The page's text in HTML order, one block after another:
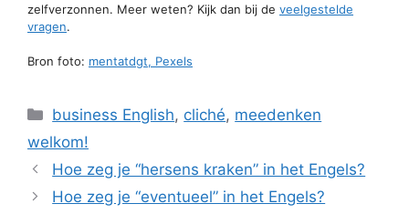
zelfverzonnen. Meer weten? Kijk dan bij de veelgestelde
vragen.
Bron foto: mentatdgt, Pexels
Categorieën
business English, cliché, meedenken
welkom!
Hoe zeg je “hersens kraken” in het Engels?
Hoe zeg je “eventueel” in het Engels?